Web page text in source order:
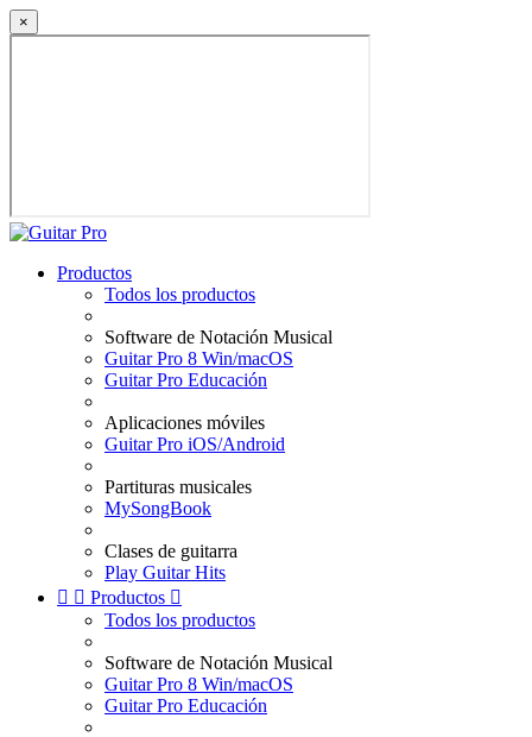
×
Productos
Todos los productos
Software de Notación Musical
Guitar Pro 8 Win/macOS
Guitar Pro Educación
Aplicaciones móviles
Guitar Pro iOS/Android
Partituras musicales
MySongBook
Clases de guitarra
Play Guitar Hits
  Productos 
Todos los productos
Software de Notación Musical
Guitar Pro 8 Win/macOS
Guitar Pro Educación